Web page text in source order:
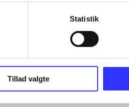
Statistik
Tillad valgte